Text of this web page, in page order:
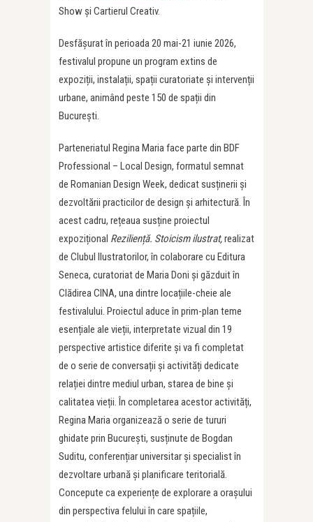
Show și Cartierul Creativ.
Desfășurat în perioada 20 mai-21 iunie 2026,
festivalul propune un program extins de
expoziții, instalații, spații curatoriate și intervenții
urbane, animând peste 150 de spații din
București.
Parteneriatul Regina Maria face parte din BDF
Professional – Local Design, formatul semnat
de Romanian Design Week, dedicat susținerii și
dezvoltării practicilor de design și arhitectură. În
acest cadru, rețeaua susține proiectul
expozițional Reziliență. Stoicism ilustrat,realizat
de Clubul Ilustratorilor, în colaborare cu Editura
Seneca, curatoriat de Maria Doni și găzduit în
Clădirea CINA, una dintre locațiile-cheie ale
festivalului. Proiectul aduce în prim-plan teme
esențiale ale vieții, interpretate vizual din 19
perspective artistice diferite și va fi completat
de o serie de conversații și activități dedicate
relației dintre mediul urban, starea de bine și
calitatea vieții. În completarea acestor activități,
Regina Maria organizează o serie de tururi
ghidate prin București, susținute de Bogdan
Suditu, conferențiar universitar și specialist în
dezvoltare urbană și planificare teritorială.
Concepute ca experiențe de explorare a orașului
din perspectiva felului în care spațiile,